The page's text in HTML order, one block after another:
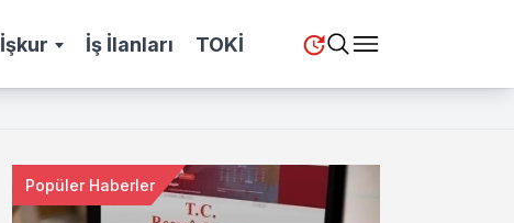
İşkur İş İlanları TOKİ
Popüler Haberler